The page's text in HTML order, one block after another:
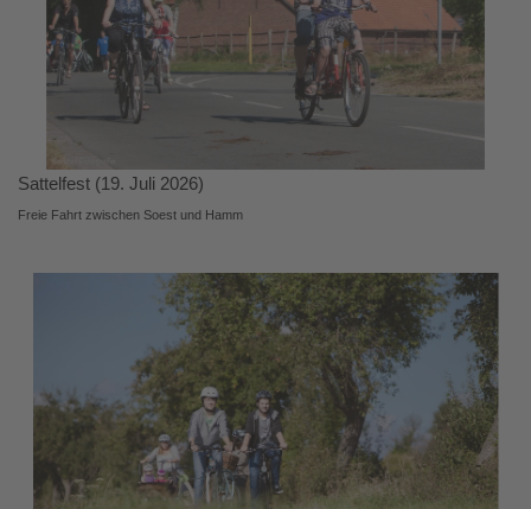
Sattelfest (19. Juli 2026)
Freie Fahrt zwischen Soest und Hamm